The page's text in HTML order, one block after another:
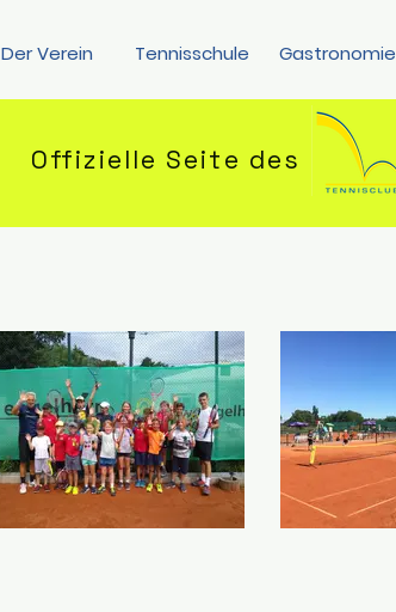
Der Verein Tennisschule Gastronomie
Offizielle Seite des